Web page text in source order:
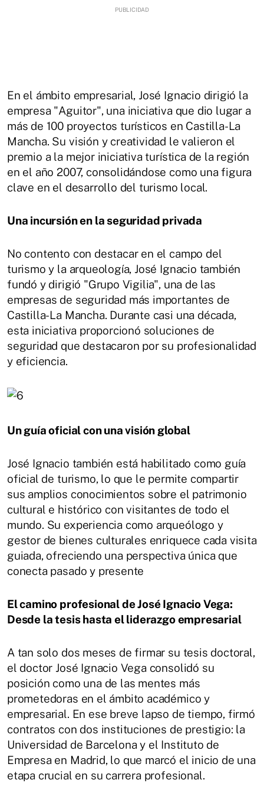
En el ámbito empresarial, José Ignacio dirigió la
empresa "Aguitor", una iniciativa que dio lugar a
más de 100 proyectos turísticos en Castilla-La
Mancha. Su visión y creatividad le valieron el
premio a la mejor iniciativa turística de la región
en el año 2007, consolidándose como una figura
clave en el desarrollo del turismo local.
Una incursión en la seguridad privada
No contento con destacar en el campo del
turismo y la arqueología, José Ignacio también
fundó y dirigió "Grupo Vigilia", una de las
empresas de seguridad más importantes de
Castilla-La Mancha. Durante casi una década,
esta iniciativa proporcionó soluciones de
seguridad que destacaron por su profesionalidad
y eficiencia.
Un guía oficial con una visión global
José Ignacio también está habilitado como guía
oficial de turismo, lo que le permite compartir
sus amplios conocimientos sobre el patrimonio
cultural e histórico con visitantes de todo el
mundo. Su experiencia como arqueólogo y
gestor de bienes culturales enriquece cada visita
guiada, ofreciendo una perspectiva única que
conecta pasado y presente
El camino profesional de José Ignacio Vega:
Desde la tesis hasta el liderazgo empresarial
A tan solo dos meses de firmar su tesis doctoral,
el doctor José Ignacio Vega consolidó su
posición como una de las mentes más
prometedoras en el ámbito académico y
empresarial. En ese breve lapso de tiempo, firmó
contratos con dos instituciones de prestigio: la
Universidad de Barcelona y el Instituto de
Empresa en Madrid, lo que marcó el inicio de una
etapa crucial en su carrera profesional.